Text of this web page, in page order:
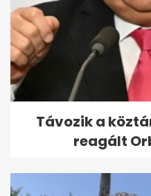
Salma
lányával
Távozik a
reagált